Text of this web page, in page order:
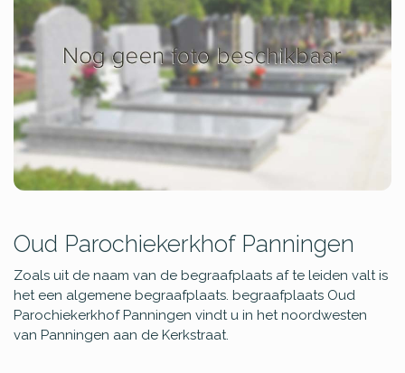
Oud Parochiekerkhof Panningen
Zoals uit de naam van de begraafplaats af te leiden valt is
het een algemene begraafplaats. begraafplaats Oud
Parochiekerkhof Panningen vindt u in het noordwesten
van Panningen aan de Kerkstraat.